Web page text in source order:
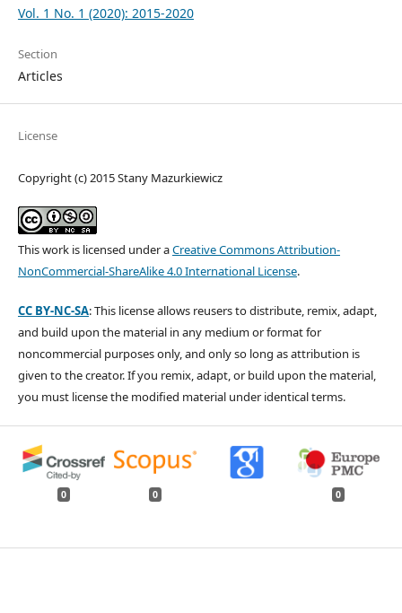
Vol. 1 No. 1 (2020): 2015-2020
Section
Articles
License
Copyright (c) 2015 Stany Mazurkiewicz
This work is licensed under aCreative Commons Attribution-
NonCommercial-ShareAlike 4.0 International License.
CC BY-NC-SA: This license allows reusers to distribute, remix, adapt,
and build upon the material in any medium or format for
noncommercial purposes only, and only so long as attribution is
given to the creator. If you remix, adapt, or build upon the material,
you must license the modified material under identical terms.
0 0 0